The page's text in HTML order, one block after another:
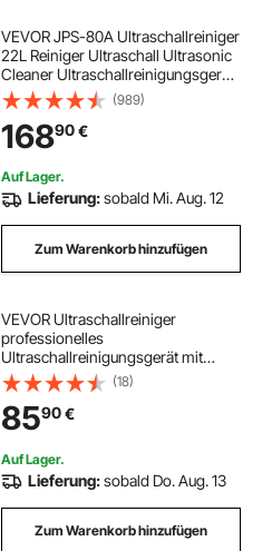
VEVOR JPS-80A Ultraschallreiniger
22L Reiniger Ultraschall Ultrasonic
Cleaner Ultraschallreinigungsgerät
Edelstahl mit Digitaler Anzeige für
Schmuck Brillen und Zähne
(989)
16890€
Auf Lager.
Lieferung:sobald Mi. Aug. 12
Zum Warenkorb hinzufügen
VEVOR Ultraschallreiniger
professionelles
Ultraschallreinigungsgerät mit
Drehknopfsteuerung 3 L,
Reinigungsgerät mit Korb &
Reinigungskugel, Ultraschallgerät
für Uhren Rasierer Schmuck
Münzen
(18)
8590€
Auf Lager.
Lieferung:sobald Do. Aug. 13
Zum Warenkorb hinzufügen